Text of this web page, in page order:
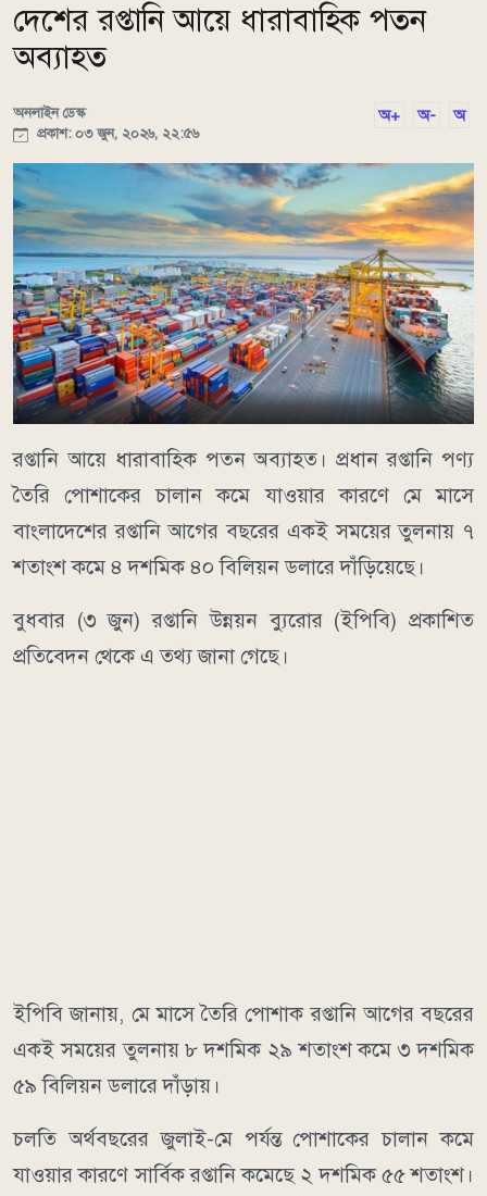
দেশের রপ্তানি আয়ে ধারাবাহিক পতন
অব্যাহত
অনলাইন ডেস্ক
প্রকাশ: ০৩ জুন, ২০২৬, ২২:৫৬
অ+ অ- অ
রপ্তানি আয়ে ধারাবাহিক পতন অব্যাহত। প্রধান রপ্তানি পণ্য
তৈরি পোশাকের চালান কমে যাওয়ার কারণে মে মাসে
বাংলাদেশের রপ্তানি আগের বছরের একই সময়ের তুলনায় ৭
শতাংশ কমে ৪ দশমিক ৪০ বিলিয়ন ডলারে দাঁড়িয়েছে।
বুধবার (৩ জুন) রপ্তানি উন্নয়ন ব্যুরোর (ইপিবি) প্রকাশিত
প্রতিবেদন থেকে এ তথ্য জানা গেছে।
ইপিবি জানায়, মে মাসে তৈরি পোশাক রপ্তানি আগের বছরের
একই সময়ের তুলনায় ৮ দশমিক ২৯ শতাংশ কমে ৩ দশমিক
৫৯ বিলিয়ন ডলারে দাঁড়ায়।
চলতি অর্থবছরের জুলাই-মে পর্যন্ত পোশাকের চালান কমে
যাওয়ার কারণে সার্বিক রপ্তানি কমেছে ২ দশমিক ৫৫ শতাংশ।